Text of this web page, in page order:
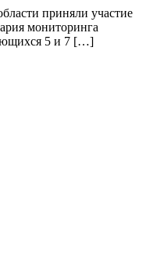
приняли участие
мониторинга
5 и 7 […]